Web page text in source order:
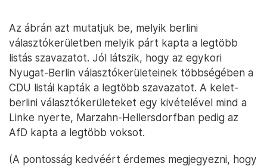
Az ábrán azt mutatjuk be, melyik berlini
választókerületben melyik párt kapta a legtöbb
listás szavazatot. Jól látszik, hogy az egykori
Nyugat-Berlin választókerületeinek többségében a
CDU listái kapták a legtöbb szavazatot. A kelet-
berlini választókerületeket egy kivételével mind a
Linke nyerte, Marzahn-Hellersdorfban pedig az
AfD kapta a legtöbb voksot.
(A pontosság kedvéért érdemes megjegyezni, hogy